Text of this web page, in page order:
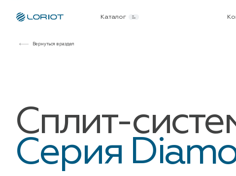
Каталог
Вернуться в раздел
Сплит-
Серия